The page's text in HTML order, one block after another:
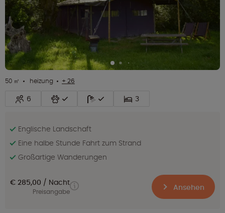
50 ㎡ heizung + 26
6 3
Englische Landschaft
Eine halbe Stunde Fahrt zum Strand
Großartige Wanderungen
€ 285,00 Nacht
Preisangabe Ansehen